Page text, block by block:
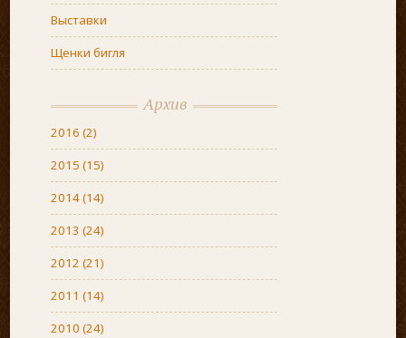
Выставки
Щенки бигля
Архив
2016(2)
2015(15)
2014(14)
2013(24)
2012(21)
2011(14)
2010(24)